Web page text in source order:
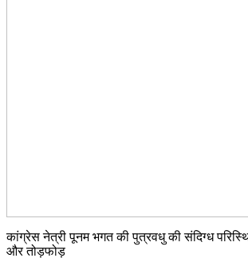
कांग्रेस नेत्री पूनम भगत की पुत्रवधु की संदिग्ध
और तोड़फोड़